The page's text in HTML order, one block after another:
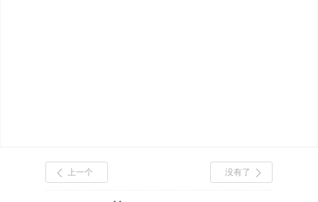
上一个 没有了